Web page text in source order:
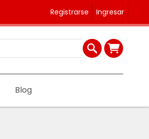
Registrarse Ingresar
Blog